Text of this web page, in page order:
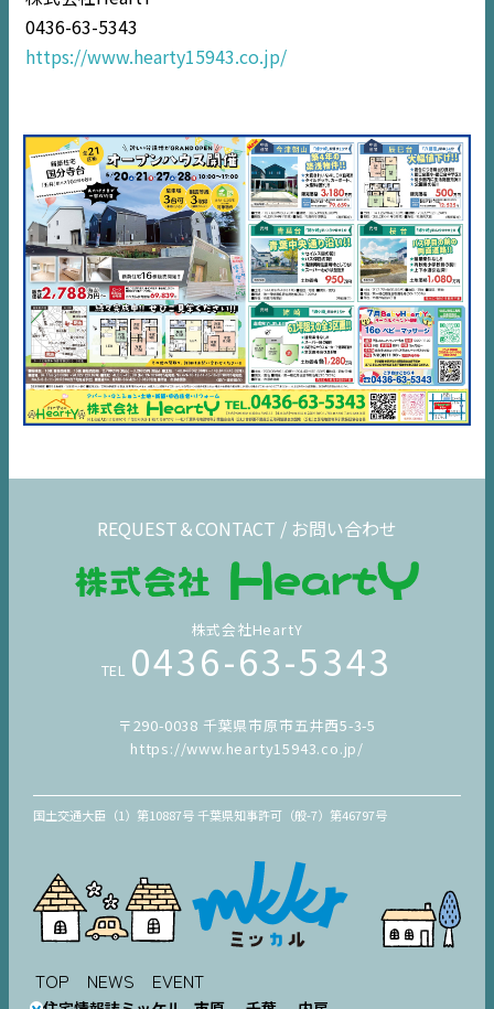
市原 エリア
デジタルサイネージ
不動産一括査定
コラム
0436-63-5343
https://www.hearty15943.co.jp/
REQUEST＆CONTACT / お問い合わせ
株式会社HeartY
TEL 0436-63-5343
〒290-0038 千葉県市原市五井西5-3-5
https://www.hearty15943.co.jp/
国土交通大臣（1）第10887号 千葉県知事許可（般-7）第46797号
TOP NEWS EVENT